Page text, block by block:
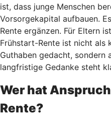
ist, dass junge Menschen
Vorsorgekapital aufbauen.
Rente ergänzen. Für Eltern
Frühstart-Rente ist nicht als
Guthaben gedacht, sondern
langfristige Gedanke steht
Wer hat
Rente?